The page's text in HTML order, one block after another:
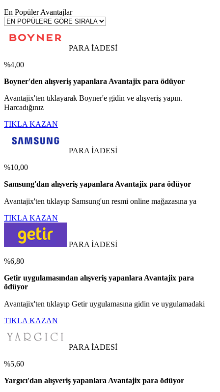
En Popüler Avantajlar
PARA İADESİ
%4,00
Boyner'den alışveriş yapanlara Avantajix para ödüyor
Avantajix'ten tıklayarak Boyner'e gidin ve alışveriş yapın.
Harcadığınız
TIKLA KAZAN
PARA İADESİ
%10,00
Samsung'dan alışveriş yapanlara Avantajix para ödüyor
Avantajix'ten tıklayıp Samsung'un resmi online mağazasına ya
TIKLA KAZAN
PARA İADESİ
%6,80
Getir uygulamasından alışveriş yapanlara Avantajix para
ödüyor
Avantajix'ten tıklayıp Getir uygulamasına gidin ve uygulamadaki
TIKLA KAZAN
PARA İADESİ
%5,60
Yargıcı'dan alışveriş yapanlara Avantajix para ödüyor